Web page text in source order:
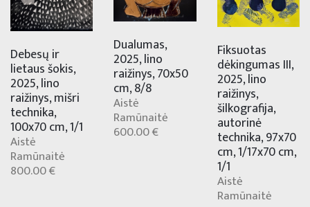
Debesų ir
lietaus šokis,
2025, lino
raižinys, mišri
technika,
100x70 cm, 1/1
Aistė
Ramūnaitė
800.00 €
Dualumas,
2025, lino
raižinys, 70x50
cm, 8/8
Aistė
Ramūnaitė
600.00 €
Fiksuotas
dėkingumas III,
2025, lino
raižinys,
šilkografija,
autorinė
technika, 97x70
cm, 1/17x70 cm,
1/1
Aistė
Ramūnaitė